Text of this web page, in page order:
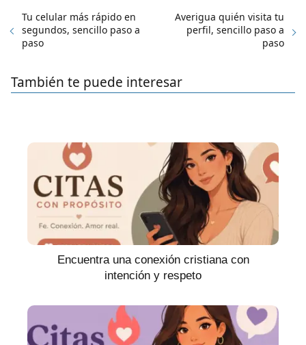
Tu celular más rápido en
segundos, sencillo paso a
paso
Averigua quién visita tu
perfil, sencillo paso a
paso
También te puede interesar
Encuentra una conexión cristiana con
intención y respeto